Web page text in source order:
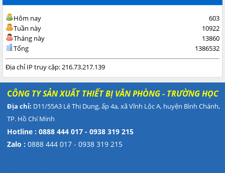
Hôm nay
603
Tuần này
10922
Tháng này
13860
Tổng
1386532
Địa chỉ IP truy cập: 216.73.217.139
CÔNG TY SẢN XUẤT THIẾT BỊ VĂN PHÒNG - TRƯỜNG HỌC
Địa chỉ: D11/55A3 Lê Thị Dung, ấp 4a, xã Vĩnh Lộc A, huyện Bình Chánh,
TP. Hồ Chí Minh
Hotline : 0888 444 017 - 0938 319 215
Zalo : 0888 444 017 - 0938 319 215